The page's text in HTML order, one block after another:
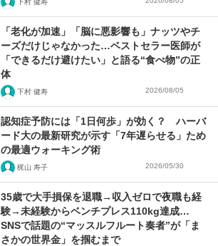
「老化が加速」「脳に悪影響も」ナッツやチ
ーズだけじゃなかった…ベストセラー医師が
「できるだけ避けたい」と語る“食べ物”の正
体
下村 健寿 2026/08/05
認知症予防には「1日何歩」が効く？ ハーバ
ード大の最新研究が示す「7年遅らせる」ため
の最適ウォーキング術
梶山 寿子 2026/05/30
35歳で大手損保を退職→収入ゼロで夜職も経
験→未経験からベンチプレス110kg達成…
SNSで話題の“マッスルフルート奏者”が「ま
さかの世界金」を掴むまで